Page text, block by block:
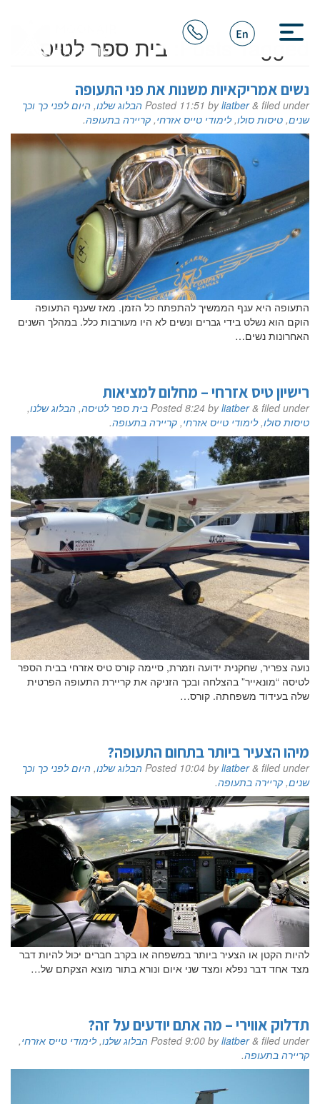
Posts Tagged: בית ספר לטיס
נשים אמריקאיות משנות את פני התעופה
Posted 11:51 byliatber & filed under הבלוג שלנו, היום לפני כך וכך
שנים, טיסות סולו,לימודי טייס אזרחי, קריירה בתעופה.
התעופה היא ענף הממשיך להתפתח כל הזמן. מאז שענף התעופה
הוקם הוא נשלט בידי גברים ונשים לא היו מעורבות כלל. במהלך השנים
האחרונות נשים…
רישיון טיס אזרחי – מחלום למציאות
Posted8:24 byliatber & filed under בית ספר לטיסה, הבלוג שלנו,
טיסות סולו,לימודי טייס אזרחי, קריירה בתעופה.
נועה צפריר, שחקנית ידועה וזמרת, סיימה קורס טיס אזרחי בבית הספר
לטיסה “מונאייר” בהצלחה ובכך הזניקה את קריירת התעופה הפרטית
שלה בעידוד משפחתה. קורס…
מיהו הצעיר ביותר בתחום התעופה?
Posted 10:04 byliatber & filed under הבלוג שלנו, היום לפני כך וכך
שנים, קריירה בתעופה.
להיות הקטן או הצעיר ביותר במשפחה או בקרב חברים יכול להיות דבר
מצד אחד דבר נפלא ומצד שני איום ונורא בתור מוצא הצקתם של…
תדלוק אווירי – מה אתם יודעים על זה?
Posted9:00 byliatber & filed under הבלוג שלנו,לימודי טייס אזרחי,
קריירה בתעופה.